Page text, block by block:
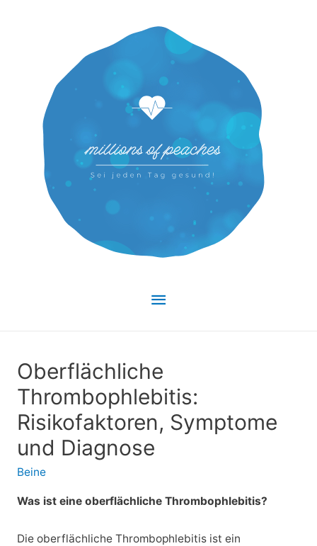
Hauptmenü
Oberflächliche
Thrombophlebitis:
Risikofaktoren, Symptome
und Diagnose
Beine
Was ist eine oberflächliche Thrombophlebitis?
Die oberflächliche Thrombophlebitis ist ein